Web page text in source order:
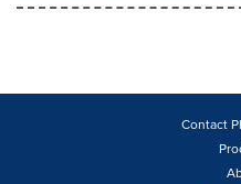
Contact